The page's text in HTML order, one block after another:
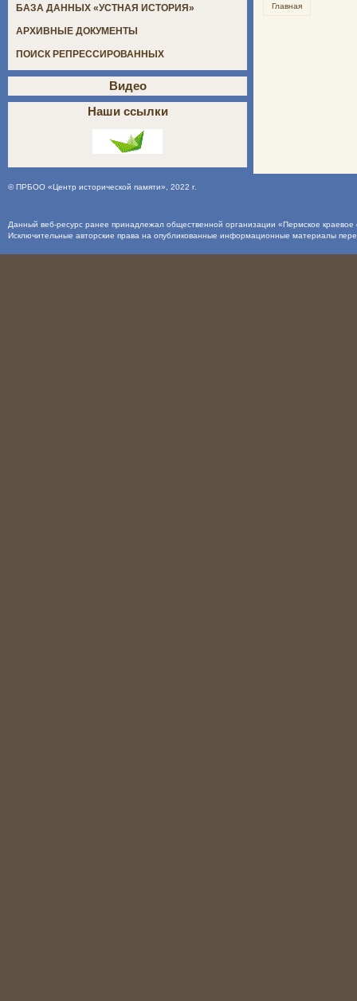
Главная
БАЗА ДАННЫХ «УСТНАЯ ИСТОРИЯ»
АРХИВНЫЕ ДОКУМЕНТЫ
ПОИСК РЕПРЕССИРОВАННЫХ
Видео
Наши ссылки
©ПРБОО «Центр исторической памяти», 2022 г.
Данный веб-ресурс ранее принадлежал общественной организации «Пермское
Исключительные авторские права на опубликованные информационные материалы